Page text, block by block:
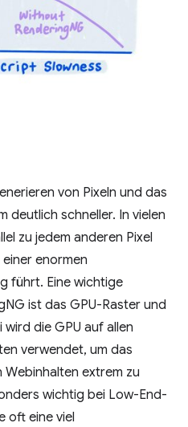
von Pixeln und das
deutlich schneller. In vielen
zu jedem anderen Pixel
enormen
führt. Eine wichtige
ist das GPU-Raster und
die GPU auf allen
verwendet, um das
Webinhalten extrem zu
wichtig bei Low-End-
oft eine viel